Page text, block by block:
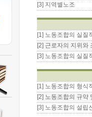
[3] 지역별노조
[1] 노동조합의 실질
[2] 근로자의 지위와
[3] 노동조합의 실질
[1] 노동조합의 형식
[2] 노동조합의 규약
[3] 노동조합의 설립